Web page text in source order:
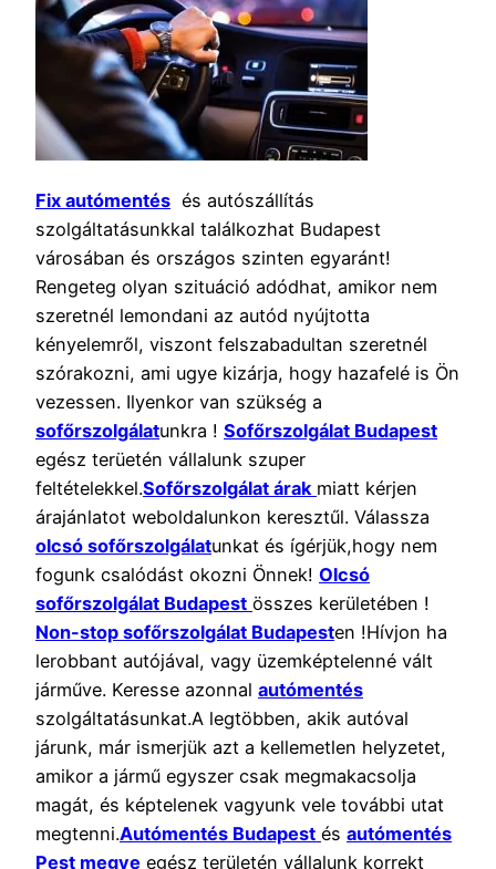
Fix autómentés és autószállítás
szolgáltatásunkkal találkozhat Budapest
városában és országos szinten egyaránt!
Rengeteg olyan szituáció adódhat, amikor nem
szeretnél lemondani az autód nyújtotta
kényelemről, viszont felszabadultan szeretnél
szórakozni, ami ugye kizárja, hogy hazafelé is Ön
vezessen. Ilyenkor van szükség a
sofőrszolgálatunkra ! Sofőrszolgálat Budapest
egész terüetén vállalunk szuper
feltételekkel.Sofőrszolgálat árak miatt kérjen
árajánlatot weboldalunkon keresztűl. Válassza
olcsó sofőrszolgálatunkat és ígérjük,hogy nem
fogunk csalódást okozni Önnek! Olcsó
sofőrszolgálat Budapest összes kerületében !
Non-stop sofőrszolgálat Budapesten !Hívjon ha
lerobbant autójával, vagy üzemképtelenné vált
járműve. Keresse azonnal autómentés
szolgáltatásunkat.A legtöbben, akik autóval
járunk, már ismerjük azt a kellemetlen helyzetet,
amikor a jármű egyszer csak megmakacsolja
magát, és képtelenek vagyunk vele további utat
megtenni.Autómentés Budapest és autómentés
Pest megye egész területén vállalunk korrekt